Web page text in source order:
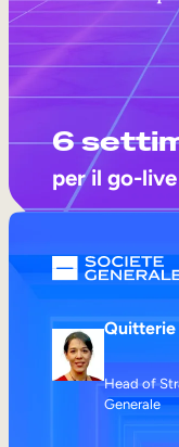
6
per il go-live
Quitterie
Head of
Generale